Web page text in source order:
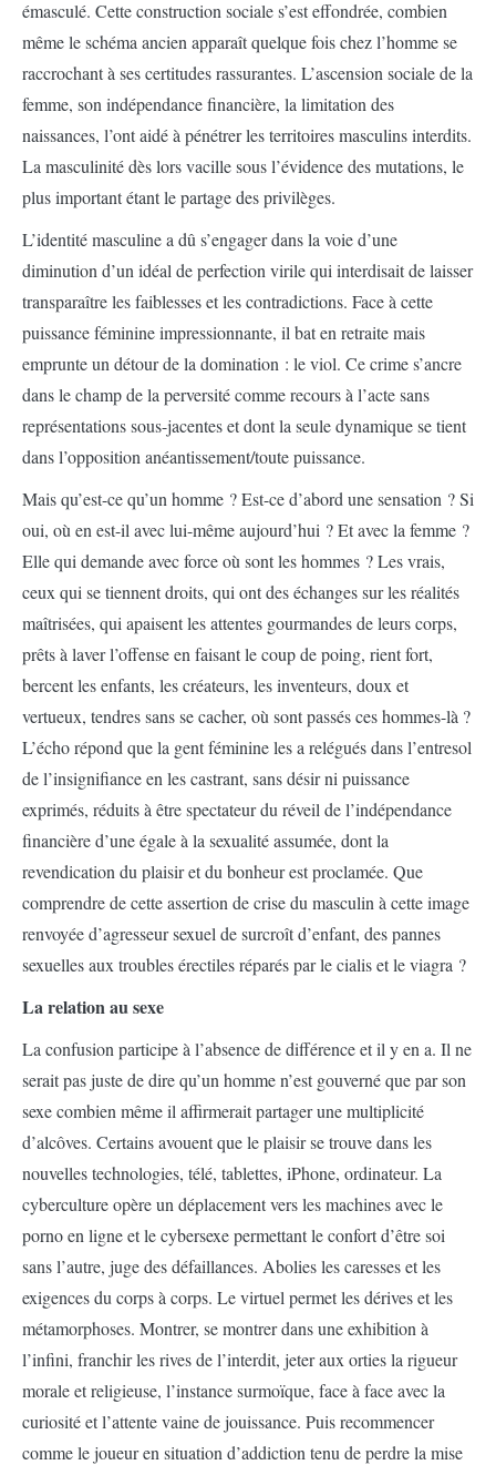
émasculé. Cette construction sociale s’est effondrée, combien
même le schéma ancien apparaît quelque fois chez l’homme se
raccrochant à ses certitudes rassurantes. L’ascension sociale de la
femme, son indépendance financière, la limitation des
naissances, l’ont aidé à pénétrer les territoires masculins interdits.
La masculinité dès lors vacille sous l’évidence des mutations, le
plus important étant le partage des privilèges.
L’identité masculine a dû s’engager dans la voie d’une
diminution d’un idéal de perfection virile qui interdisait de laisser
transparaître les faiblesses et les contradictions. Face à cette
puissance féminine impressionnante, il bat en retraite mais
emprunte un détour de la domination : le viol. Ce crime s’ancre
dans le champ de la perversité comme recours à l’acte sans
représentations sous-jacentes et dont la seule dynamique se tient
dans l’opposition anéantissement/toute puissance.
Mais qu’est-ce qu’un homme ? Est-ce d’abord une sensation ? Si
oui, où en est-il avec lui-même aujourd’hui ? Et avec la femme ?
Elle qui demande avec force où sont les hommes ? Les vrais,
ceux qui se tiennent droits, qui ont des échanges sur les réalités
maîtrisées, qui apaisent les attentes gourmandes de leurs corps,
prêts à laver l’offense en faisant le coup de poing, rient fort,
bercent les enfants, les créateurs, les inventeurs, doux et
vertueux, tendres sans se cacher, où sont passés ces hommes-là ?
L’écho répond que la gent féminine les a relégués dans l’entresol
de l’insignifiance en les castrant, sans désir ni puissance
exprimés, réduits à être spectateur du réveil de l’indépendance
financière d’une égale à la sexualité assumée, dont la
revendication du plaisir et du bonheur est proclamée. Que
comprendre de cette assertion de crise du masculin à cette image
renvoyée d’agresseur sexuel de surcroît d’enfant, des pannes
sexuelles aux troubles érectiles réparés par le cialis et le viagra ?
La relation au sexe
La confusion participe à l’absence de différence et il y en a. Il ne
serait pas juste de dire qu’un homme n’est gouverné que par son
sexe combien même il affirmerait partager une multiplicité
d’alcôves. Certains avouent que le plaisir se trouve dans les
nouvelles technologies, télé, tablettes, iPhone, ordinateur. La
cyberculture opère un déplacement vers les machines avec le
porno en ligne et le cybersexe permettant le confort d’être soi
sans l’autre, juge des défaillances. Abolies les caresses et les
exigences du corps à corps. Le virtuel permet les dérives et les
métamorphoses. Montrer, se montrer dans une exhibition à
l’infini, franchir les rives de l’interdit, jeter aux orties la rigueur
morale et religieuse, l’instance surmoïque, face à face avec la
curiosité et l’attente vaine de jouissance. Puis recommencer
comme le joueur en situation d’addiction tenu de perdre la mise